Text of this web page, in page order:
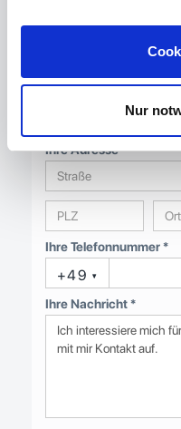
Nur
Ihre Adresse *
Ihre Telefonnummer *
+49 ▾
Ihre Nachricht *